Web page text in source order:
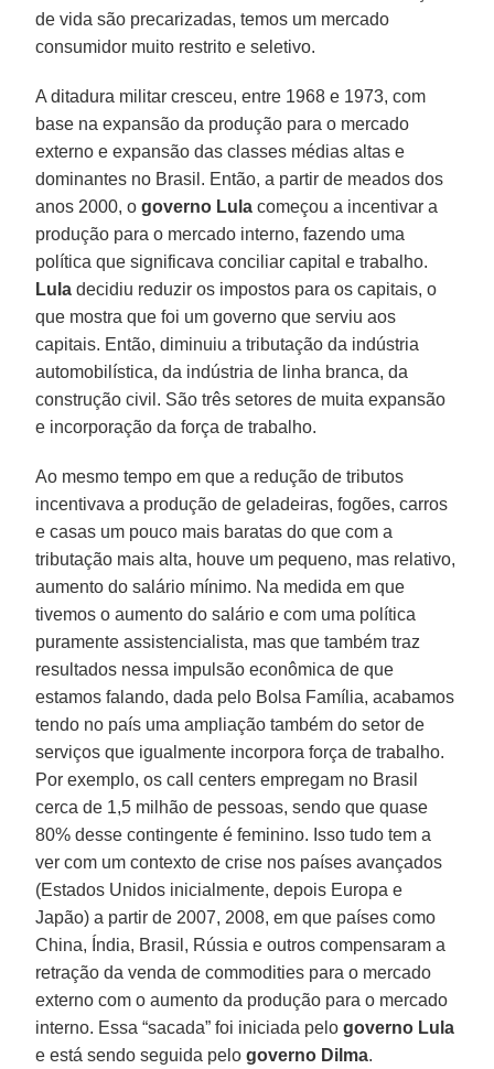
de vida são precarizadas, temos um mercado
consumidor muito restrito e seletivo.
A ditadura militar cresceu, entre 1968 e 1973, com
base na expansão da produção para o mercado
externo e expansão das classes médias altas e
dominantes no Brasil. Então, a partir de meados dos
anos 2000, ogoverno Lula começou a incentivar a
produção para o mercado interno, fazendo uma
política que significava conciliar capital e trabalho.
Luladecidiu reduzir os impostos para os capitais, o
que mostra que foi um governo que serviu aos
capitais. Então, diminuiu a tributação da indústria
automobilística, da indústria de linha branca, da
construção civil. São três setores de muita expansão
e incorporação da força de trabalho.
Ao mesmo tempo em que a redução de tributos
incentivava a produção de geladeiras, fogões, carros
e casas um pouco mais baratas do que com a
tributação mais alta, houve um pequeno, mas relativo,
aumento do salário mínimo. Na medida em que
tivemos o aumento do salário e com uma política
puramente assistencialista, mas que também traz
resultados nessa impulsão econômica de que
estamos falando, dada pelo Bolsa Família, acabamos
tendo no país uma ampliação também do setor de
serviços que igualmente incorpora força de trabalho.
Por exemplo, os call centers empregam no Brasil
cerca de 1,5 milhão de pessoas, sendo que quase
80% desse contingente é feminino. Isso tudo tem a
ver com um contexto de crise nos países avançados
(Estados Unidos inicialmente, depois Europa e
Japão) a partir de 2007, 2008, em que países como
China, Índia, Brasil, Rússia e outros compensaram a
retração da venda de commodities para o mercado
externo com o aumento da produção para o mercado
interno. Essa “sacada” foi iniciada pelogoverno Lula
e está sendo seguida pelogoverno Dilma.